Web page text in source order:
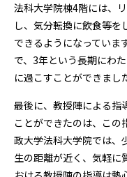
法科大学院棟4階には、
し、気分転換に飲食等
できるようになっていま
で、3年という長期にわ
に過こすことができまし
最後に、教授陣による指
ことができたのは、この
政大学法科大学院では、
生の距離が近く、気軽に